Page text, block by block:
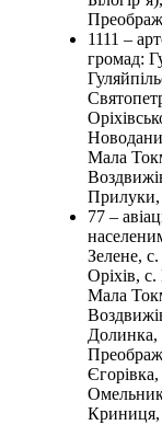
1111 –
громад:
Мала
Прилуки,
77 –
Зелене,
Оріхів,
Мала
Долинка,